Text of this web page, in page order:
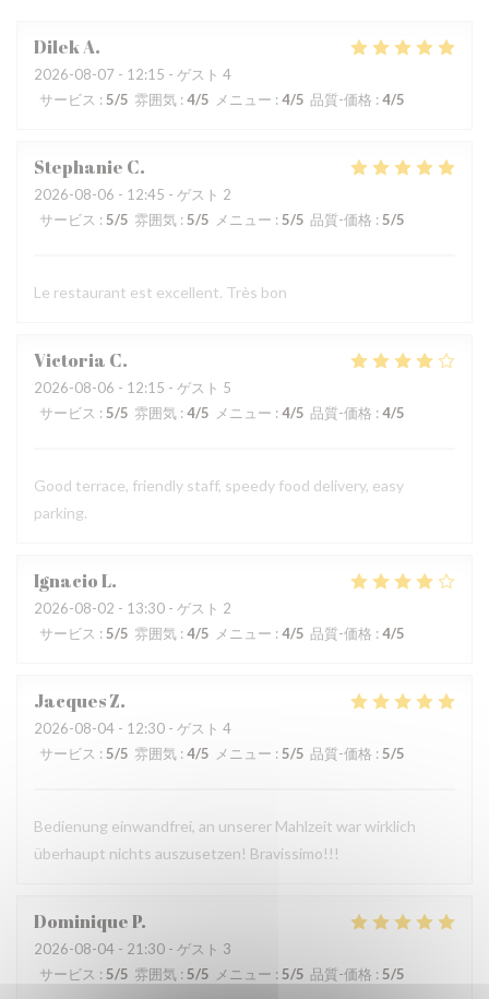
DilekA
2026-08-07 - 12:15 - ゲスト 4
サービス : 5/5 雰囲気 : 4/5 メニュー : 4/5 品質-価格 : 4/5
Stephanie C
2026-08-06 - 12:45 - ゲスト 2
サービス : 5/5 雰囲気 : 5/5 メニュー : 5/5 品質-価格 : 5/5
Le restaurant est excellent. Très bon
Victoria C
2026-08-06 - 12:15 - ゲスト 5
サービス : 5/5 雰囲気 : 4/5 メニュー : 4/5 品質-価格 : 4/5
Good terrace, friendly staff, speedy food delivery, easy
parking.
IgnacioL
2026-08-02 - 13:30 - ゲスト 2
サービス : 5/5 雰囲気 : 4/5 メニュー : 4/5 品質-価格 : 4/5
JacquesZ
2026-08-04 - 12:30 - ゲスト 4
サービス : 5/5 雰囲気 : 4/5 メニュー : 5/5 品質-価格 : 5/5
Bedienung einwandfrei, an unserer Mahlzeit war wirklich
überhaupt nichts auszusetzen! Bravissimo!!!
DominiqueP
2026-08-04 - 21:30 - ゲスト 3
サービス : 5/5 雰囲気 : 5/5 メニュー : 5/5 品質-価格 : 5/5